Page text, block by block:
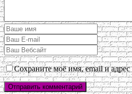
Сохраните моё имя, email и